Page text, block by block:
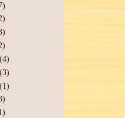
(4)
(3)
(1)